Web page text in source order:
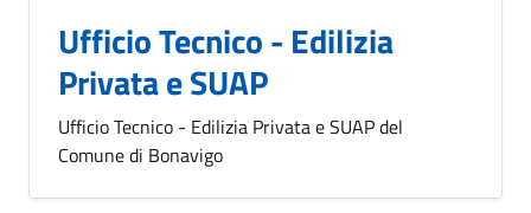
Ufficio Tecnico - Edilizia
Privata e SUAP
Ufficio Tecnico - Edilizia Privata e SUAP del
Comune di Bonavigo